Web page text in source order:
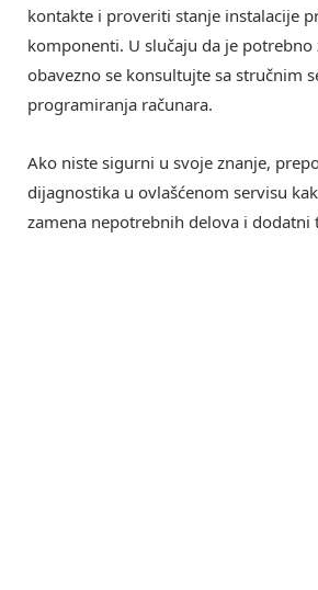
kontakte i proveriti stanje instalacije
komponenti. U slučaju da je potrebno
obavezno se konsultujte sa stručnim
programiranja računara.
Ako niste sigurni u svoje znanje,
dijagnostika u ovlašćenom servisu
zamena nepotrebnih delova i dodatni